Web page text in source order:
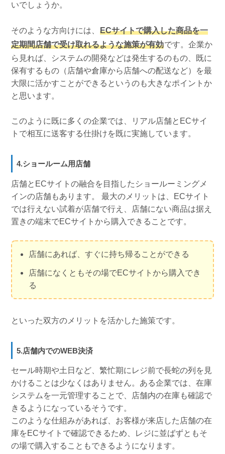
いでしょうか。
そのような方向けには、 ECサイトで購入した商品を一
定期間店舗で受け取れるような施策が有効です。企業か
ら見れば、システムの開発などは発生するのもの、既に
保有するもの（店舗や倉庫から店舗への配送など）を最
大限に活かすことができるというのも大きなポイントか
と思います。
このように既に多くの企業では、リアル店舗とECサイ
トで相互に送客する仕掛けを既に実施しています。
4.ショールーム用店舗
店舗とECサイトの融合を目指したショールーミングメ
インの店舗もあります。 最大のメリットは、ECサイト
では行えない試着が店舗で行え、店舗にない商品は据え
置きの端末でECサイトから購入できることです。
店舗にあれば、すぐに持ち帰ることができる
店舗になくともその場でECサイトから購入でき
る
といった双方のメリットを活かした施策です。
5.店舗内でのWEB決済
セール時期や土日など、繁忙期にレジ前で長蛇の列を見
かけることは少なくはありません。ある企業では、在庫
システムを一元管理することで、店舗内の在庫も確認で
きるようになっているそうです。
このような仕組みがあれば、お客様が来店した店舗の在
庫をECサイトで確認できるため、レジに並ばずともそ
の場で購入することもできるようになります。